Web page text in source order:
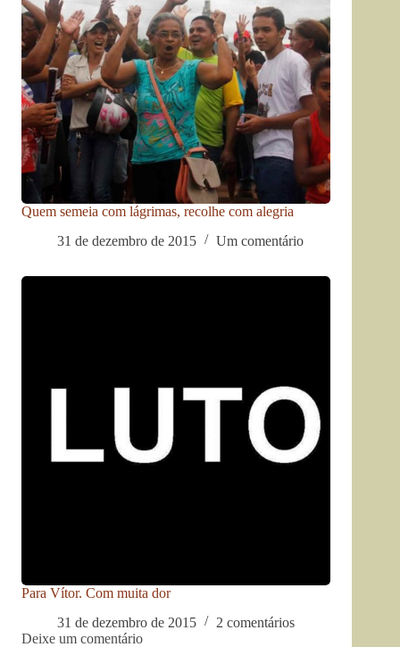
Quem semeia com lágrimas, recolhe com alegria
31 de dezembro de 2015
Um comentário
Para Vítor. Com muita dor
31 de dezembro de 2015
2 comentários
Deixe um comentário